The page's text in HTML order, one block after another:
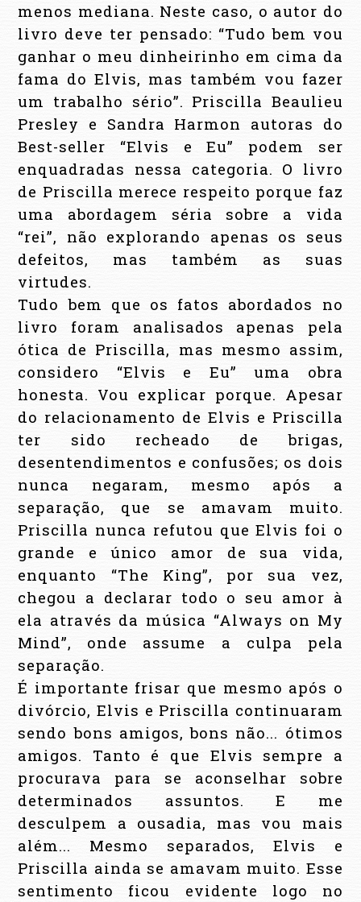
menos mediana. Neste caso, o autor do
livro deve ter pensado: “Tudo bem vou
ganhar o meu dinheirinho em cima da
fama do Elvis, mas também vou fazer
um trabalho sério”. Priscilla Beaulieu
Presley e Sandra Harmon autoras do
Best-seller “Elvis e Eu” podem ser
enquadradas nessa categoria. O livro
de Priscilla merece respeito porque faz
uma abordagem séria sobre a vida
“rei”, não explorando apenas os seus
defeitos, mas também as suas
virtudes.
Tudo bem que os fatos abordados no
livro foram analisados apenas pela
ótica de Priscilla, mas mesmo assim,
considero “Elvis e Eu” uma obra
honesta. Vou explicar porque. Apesar
do relacionamento de Elvis e Priscilla
ter sido recheado de brigas,
desentendimentos e confusões; os dois
nunca negaram, mesmo após a
separação, que se amavam muito.
Priscilla nunca refutou que Elvis foi o
grande e único amor de sua vida,
enquanto “The King”, por sua vez,
chegou a declarar todo o seu amor à
ela através da música “Always on My
Mind”, onde assume a culpa pela
separação.
É importante frisar que mesmo após o
divórcio, Elvis e Priscilla continuaram
sendo bons amigos, bons não... ótimos
amigos. Tanto é que Elvis sempre a
procurava para se aconselhar sobre
determinados assuntos. E me
desculpem a ousadia, mas vou mais
além... Mesmo separados, Elvis e
Priscilla ainda se amavam muito. Esse
sentimento ficou evidente logo no